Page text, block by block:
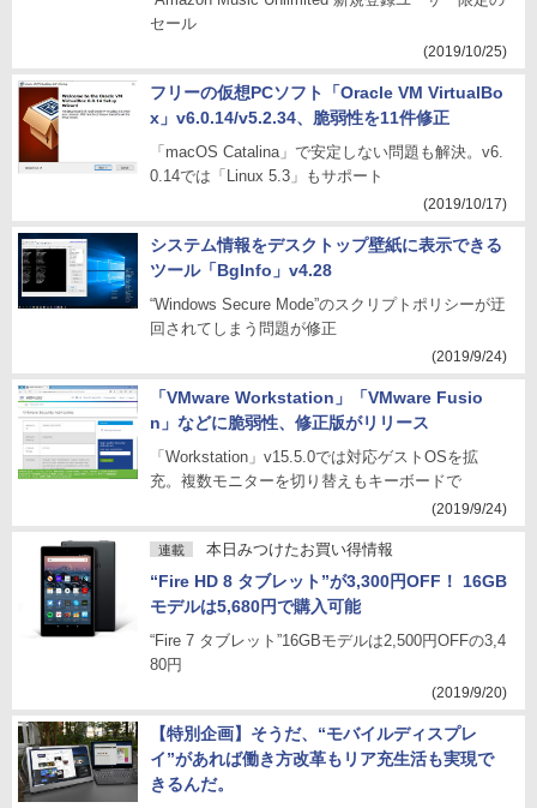
セール
(2019/10/25)
フリーの仮想PCソフト「Oracle VM VirtualBo
x」v6.0.14/v5.2.34、脆弱性を11件修正
「macOS Catalina」で安定しない問題も解決。v6.
0.14では「Linux 5.3」もサポート
(2019/10/17)
システム情報をデスクトップ壁紙に表示できる
ツール「BgInfo」v4.28
“Windows Secure Mode”のスクリプトポリシーが迂
回されてしまう問題が修正
(2019/9/24)
「VMware Workstation」「VMware Fusio
n」などに脆弱性、修正版がリリース
「Workstation」v15.5.0では対応ゲストOSを拡
充。複数モニターを切り替えもキーボードで
(2019/9/24)
連載 本日みつけたお買い得情報
“Fire HD 8 タブレット”が3,300円OFF！ 16GB
モデルは5,680円で購入可能
“Fire 7 タブレット”16GBモデルは2,500円OFFの3,4
80円
(2019/9/20)
【特別企画】そうだ、“モバイルディスプレ
イ”があれば働き方改革もリア充生活も実現で
きるんだ。